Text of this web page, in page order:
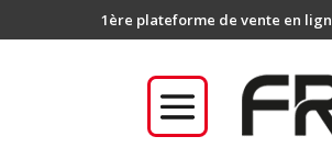
1ère plateforme de vente en